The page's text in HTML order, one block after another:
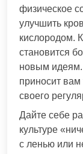
физическое
улучшить
кислородом.
становится
новым идеям.
приносит вам
своего
Дайте себе
культуре
с ленью или